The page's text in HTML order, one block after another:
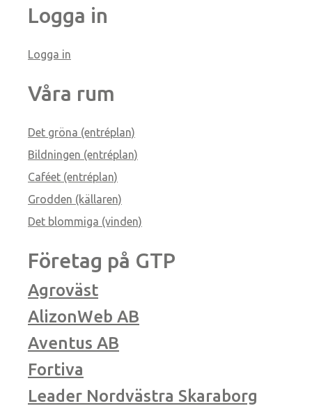
Logga in
Logga in
Våra rum
Det gröna (entréplan)
Bildningen (entréplan)
Caféet (entréplan)
Grodden (källaren)
Det blommiga (vinden)
Företag på GTP
Agroväst
AlizonWeb AB
Aventus AB
Fortiva
Leader Nordvästra Skaraborg